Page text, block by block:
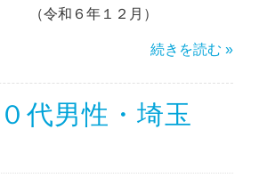
。 （令和６年１２月）
続きを読む »
代男性・埼玉